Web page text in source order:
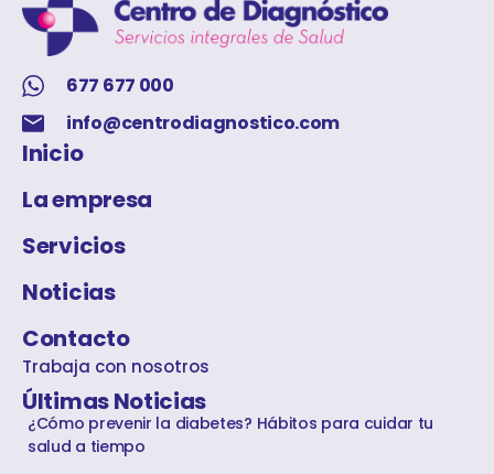
677 677 000
info@centrodiagnostico.com
Inicio
La empresa
Servicios
Noticias
Contacto
Trabaja con nosotros
Últimas Noticias
¿Cómo prevenir la diabetes? Hábitos para cuidar tu
salud a tiempo